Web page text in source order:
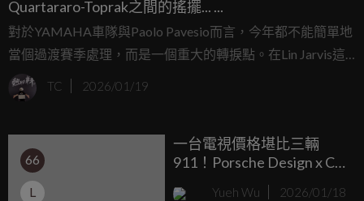
Quartararo-Toprak之間的搖擺... ...
對於YAMAHA車隊與Paolo Pavesio而言，今年都不能簡單地
當個過渡賽季處理，而是一個重大的轉捩點。在Lin Jarvis這
位在MotoGP歷史中帶有相當重要角色與代表性的人物執掌
YAMAHA車隊二十餘年之後，Pavesio這位義大利主管迎來
現自己正面臨近幾年來最棘手的問題之一：全新的YAMAHA
V4引擎技術、競技與戰略上的過渡。
TC 2026/01/19
66
L
一台電視價格堪比三輛
911！Porsche Design x C-
SEED可摺疊電視
Yueh Wu 2026/01/18